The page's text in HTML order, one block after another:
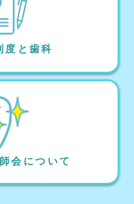
度と歯科
会について